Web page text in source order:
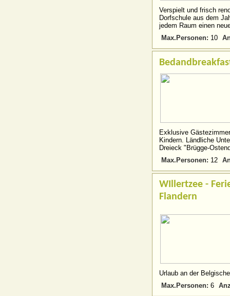
Verspielt und frisch
Dorfschule aus dem
jedem Raum einen
Max.Personen: 10
Exklusive
Kindern. Ländliche
Dreieck "Brügge-
Max.Personen: 12
WIllertzee -
Flandern
Urlaub an der
Max.Personen:6